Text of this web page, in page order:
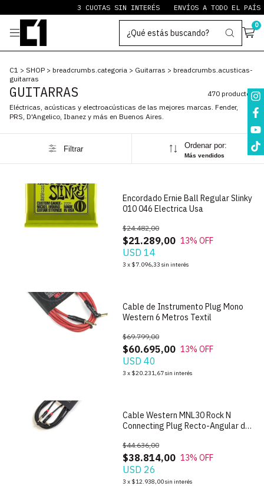
3 CUOTAS SIN INTERÉS ENVÍOS A TODO EL PAÍS PAYPAL
0
C1 > SHOP > breadcrumbs.categoria > Guitarras > breadcrumbs.acusticas-
guitarras
GUITARRAS
470 productos
Eléctricas, acústicas y electroacústicas de las mejores marcas. Fender,
PRS, D'Angelico, Ibanez y más en Buenos Aires.
Filtrar Ordenar por:
Más vendidos
Encordado Ernie Ball Regular Slinky
010 046 Electrica Usa
$21.289,00
$24.482,00
13% OFF
USD 14
3 x $7.096,33 sin interés
Cable de Instrumento Plug Mono
Western 6 Metros Textil
$60.695,00
$69.799,00
13% OFF
USD 40
3 x $20.231,67sin interés
Cable Western MNL30 Rock N
Connecting Plug Recto-Angular de
$38.814,00
$44.636,00
13% OFF
USD 26
3 x $12.938,00sin interés